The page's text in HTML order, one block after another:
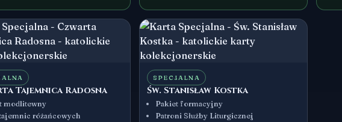
Tajemnica Radosna
modlitewny
różańcowych
SPECJALNA
Św. Stanisław Kostka
Pakiet formacyjny
Patroni Służby Liturgicznej